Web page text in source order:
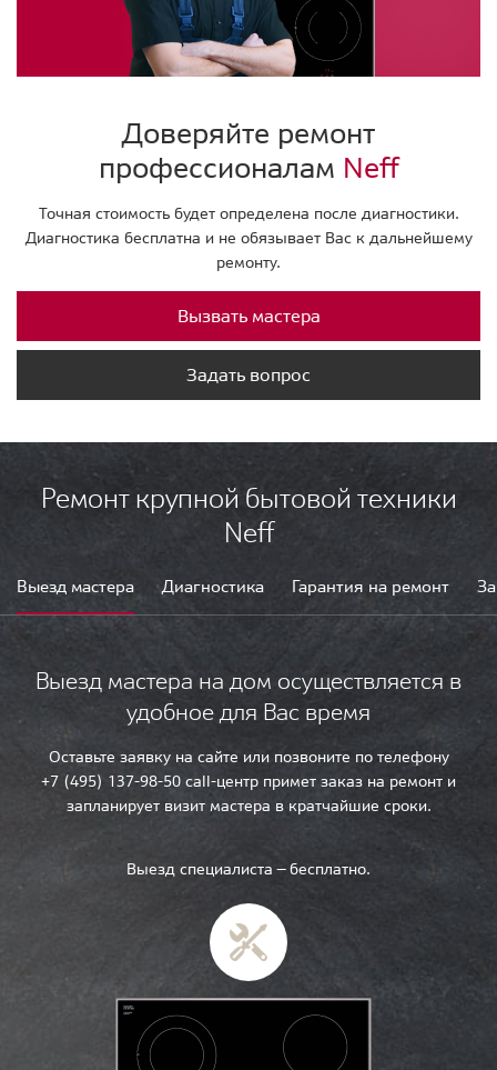
Доверяйте ремонт
профессионалам Neff
Точная стоимость будет определена после диагностики.
Диагностика бесплатна и не обязывает Вас к дальнейшему
ремонту.
Вызвать мастера
Задать вопрос
Ремонт крупной бытовой техники
Neff
Выезд мастера Диагностика Гарантия на ремонт
Выезд мастера на дом осуществляется в
удобное для Вас время
Оставьте заявку на сайте или позвоните по телефону
+7 (495) 137-98-50 call-центр примет заказ на ремонт и
запланирует визит мастера в кратчайшие сроки.
Выезд специалиста — бесплатно.